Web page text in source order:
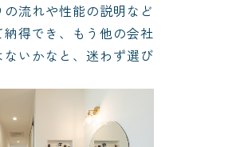
流れや性能の説明など
得でき、もう他の会社
いかなと、迷わず選び